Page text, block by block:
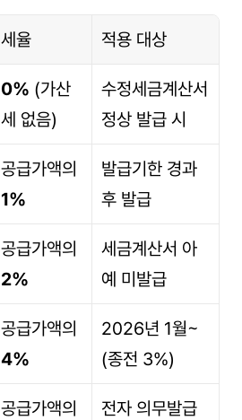
세율 적용 대상
0% (가산
세 없음)
수정세금계산서
정상 발급 시
1%
발급기한 경과
후 발급
2%
세금계산서 아
예 미발급
4%
2026년 1월~
(종전 3%)
전자 의무발급